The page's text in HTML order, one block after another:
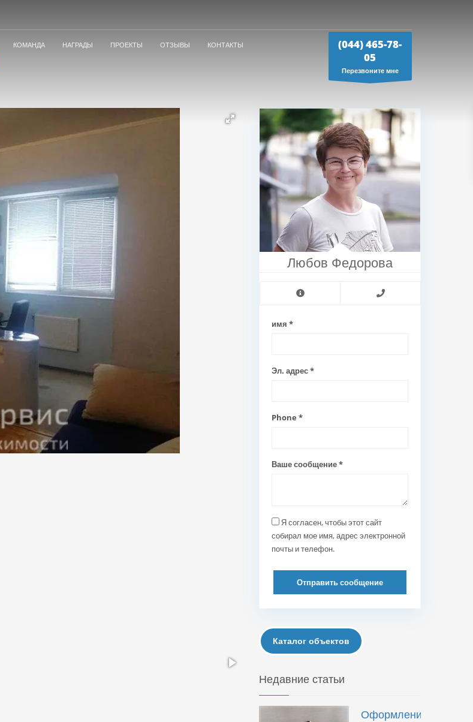
КОМАНДА НАГРАДЫ ПРОЕКТЫ ОТЗЫВЫ КОНТАКТЫ
(044) 465-78-
05
Перезвоните мне
Любов Федорова
имя *
Эл. адрес *
Phone *
Ваше сообщение *
Я согласен, чтобы этот сайт
собирал мое имя, адрес электронной
почты и телефон.
Отправить сообщение
Каталог объектов
Недавние статьи
Оформление